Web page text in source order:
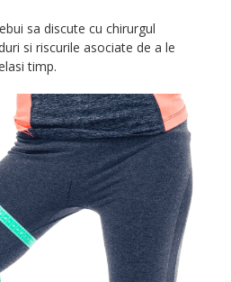
sa discute cu chirurgul
si riscurile asociate de a le
timp.